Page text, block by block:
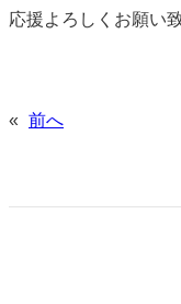
応援よろしくお願い
« 前へ